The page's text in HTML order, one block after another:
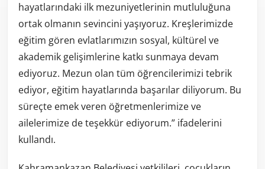
hayatlarındaki ilk mezuniyetlerinin mutluluğuna
ortak olmanın sevincini yaşıyoruz. Kreşlerimizde
eğitim gören evlatlarımızın sosyal, kültürel ve
akademik gelişimlerine katkı sunmaya devam
ediyoruz. Mezun olan tüm öğrencilerimizi tebrik
ediyor, eğitim hayatlarında başarılar diliyorum. Bu
süreçte emek veren öğretmenlerimize ve
ailelerimize de teşekkür ediyorum.” ifadelerini
kullandı.